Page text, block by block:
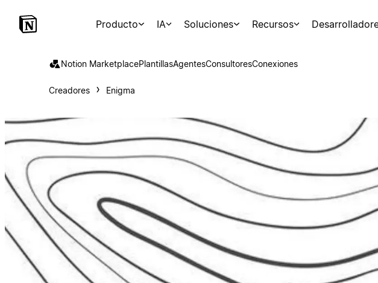
Producto IA Soluciones Recursos
Notion MarketplacePlantillasAgentesConsultoresConexiones
Creadores Enigma